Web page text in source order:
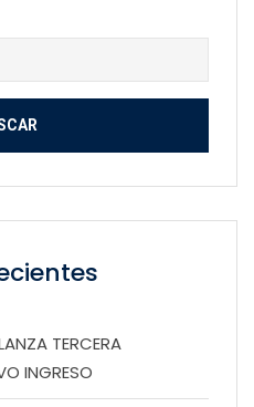
TERCERA
INGRESO